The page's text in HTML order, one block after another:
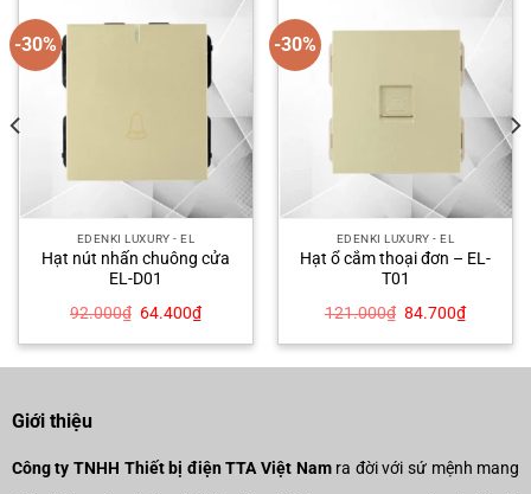
-30%
EDENKI LUXURY - EL
Hạt nút nhấn chuông cửa
EL-D01
92.000₫ Giá
là:
64.400₫Giá
hiện
tại
64.400₫.
-30%
EDENKI LUXURY - EL
Hạt ổ cắm thoại đơn – EL-
T01
121.000₫ Giá
là:
84.700₫Giá
hiện
tại
84.700₫.
Giới thiệu
Công ty TNHH Thiết bị điện TTA Việt Namra đời với sứ mệnh mang